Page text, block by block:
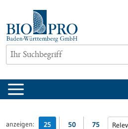
springen
anzeigen: 25 50 75